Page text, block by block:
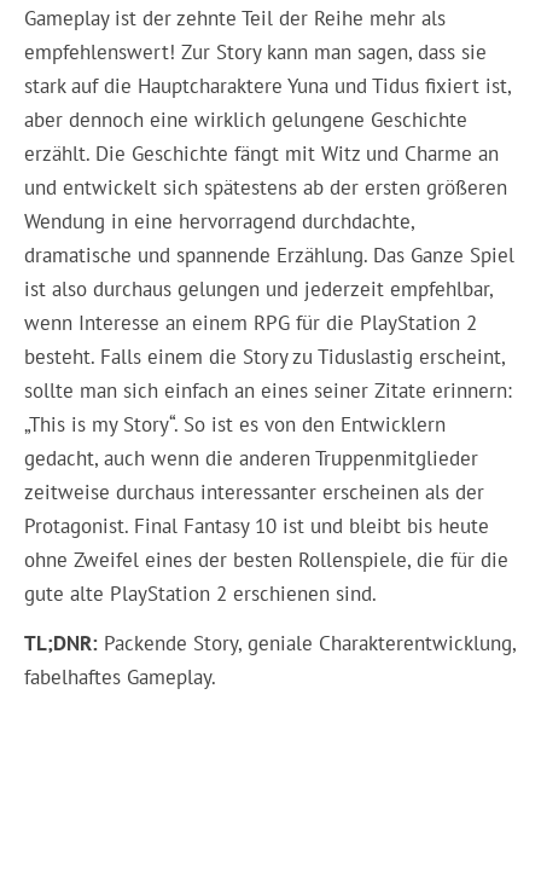
Gameplay ist der zehnte Teil der Reihe mehr als
empfehlenswert! Zur Story kann man sagen, dass sie
stark auf die Hauptcharaktere Yuna und Tidus fixiert ist,
aber dennoch eine wirklich gelungene Geschichte
erzählt. Die Geschichte fängt mit Witz und Charme an
und entwickelt sich spätestens ab der ersten größeren
Wendung in eine hervorragend durchdachte,
dramatische und spannende Erzählung. Das Ganze Spiel
ist also durchaus gelungen und jederzeit empfehlbar,
wenn Interesse an einem RPG für die PlayStation 2
besteht. Falls einem die Story zu Tiduslastig erscheint,
sollte man sich einfach an eines seiner Zitate erinnern:
„This is my Story“. So ist es von den Entwicklern
gedacht, auch wenn die anderen Truppenmitglieder
zeitweise durchaus interessanter erscheinen als der
Protagonist. Final Fantasy 10 ist und bleibt bis heute
ohne Zweifel eines der besten Rollenspiele, die für die
gute alte PlayStation 2 erschienen sind.
TL;DNR: Packende Story, geniale Charakterentwicklung,
fabelhaftes Gameplay.